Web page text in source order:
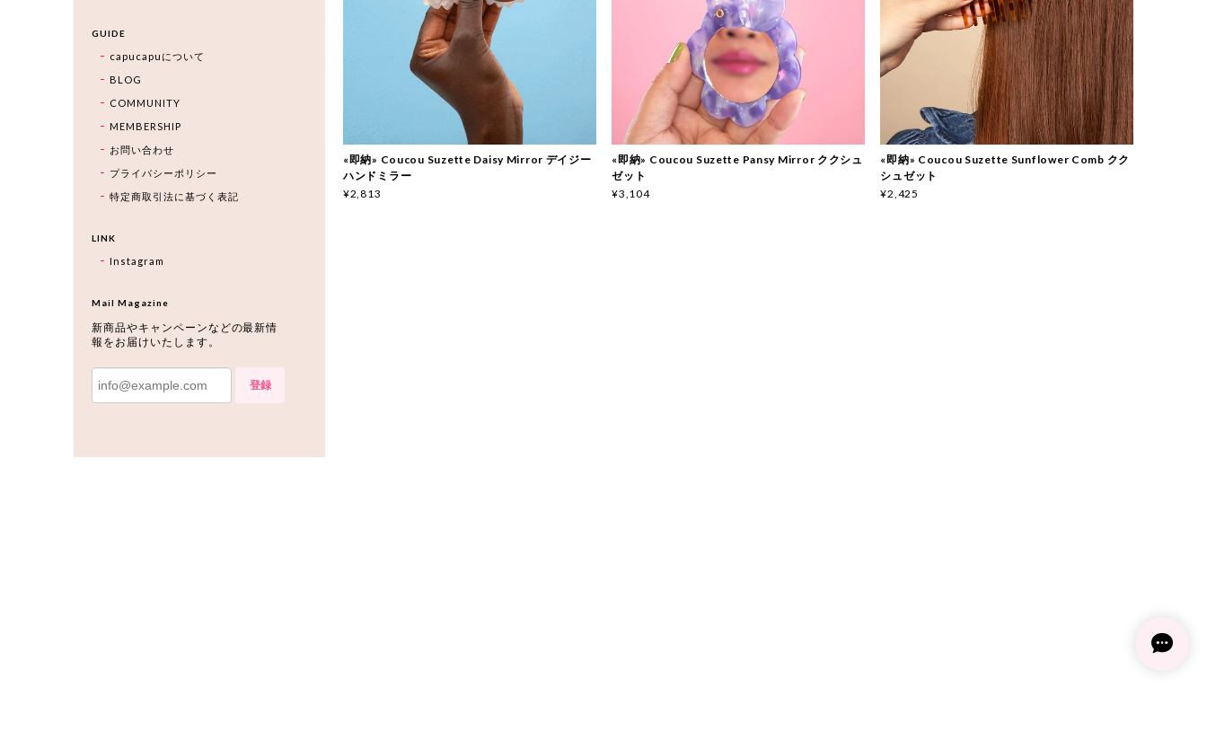
«即納» Coucou Suzette Daisy Mirror デイジー
ハンドミラー
¥2,813
«即納» Coucou Suzette Pansy Mirror ククシュ
ゼット
¥3,104
«即納» Coucou Suzette Sunflower Comb クク
シュゼット
¥2,425
GUIDE
capucapuについて
BLOG
COMMUNITY
MEMBERSHIP
お問い合わせ
プライバシーポリシー
特定商取引法に基づく表記
LINK
Instagram
Mail Magazine
新商品やキャンペーンなどの最新情
報をお届けいたします。
登録